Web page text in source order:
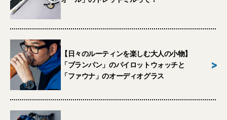
【日々のルーティンを楽しむ大人の小物】
「ブランパン」のパイロットウォッチと
「ファウナ」のオーディオグラス
>